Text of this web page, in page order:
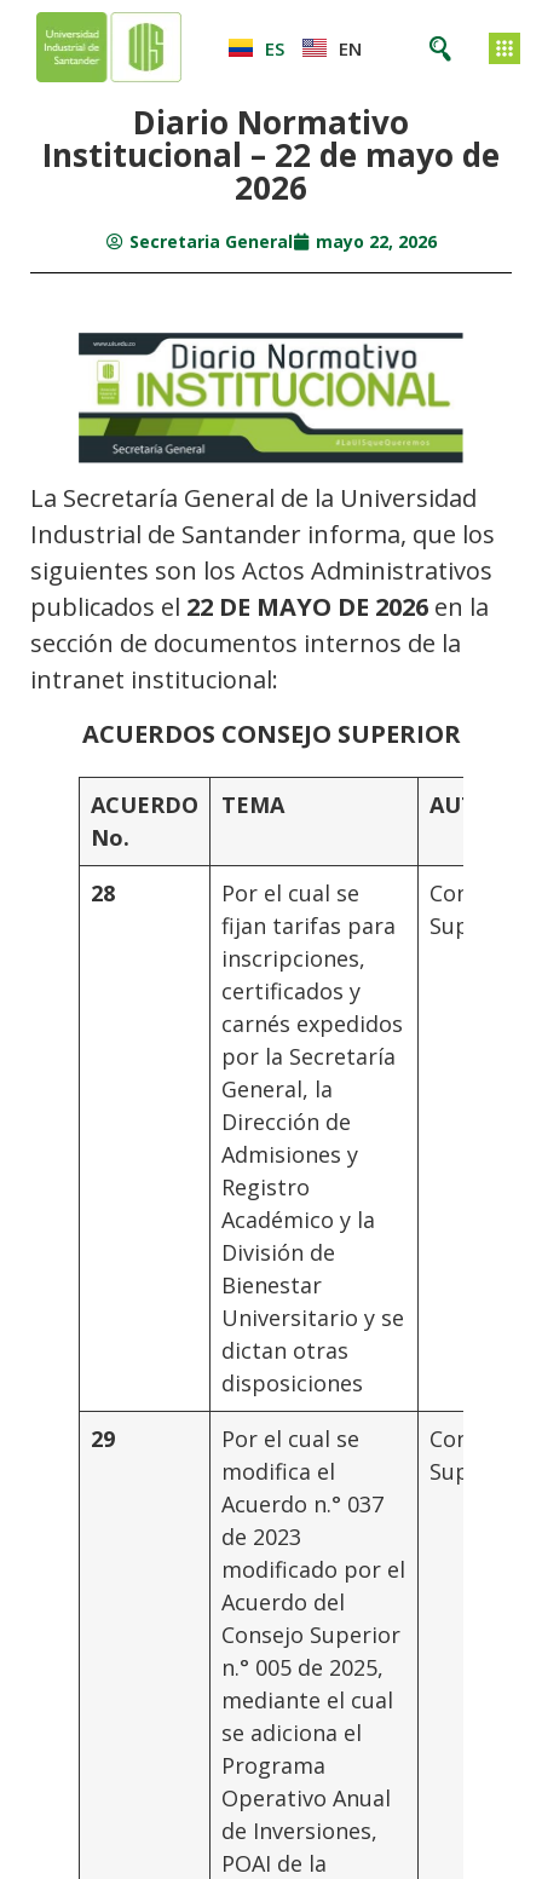
ES EN
Diario Normativo
Institucional – 22 de mayo de
2026
Secretaria General mayo 22, 2026
La Secretaría General de la Universidad
Industrial de Santander informa, que los
siguientes son los Actos Administrativos
publicados el 22 DE MAYO DE 2026 en la
sección de documentos internos de la
intranet institucional:
ACUERDOS CONSEJO SUPERIOR
ACUERDO
No.
TEMA
28
Por el cual se
fijan tarifas para
inscripciones,
certificados y
carnés expedidos
por la Secretaría
General, la
Dirección de
Admisiones y
Registro
Académico y la
División de
Bienestar
Universitario y se
dictan otras
disposiciones
Consejo
Superior
29
Por el cual se
modifica el
Acuerdo n.° 037
de 2023
modificado por el
Acuerdo del
Consejo Superior
n.° 005 de 2025,
mediante el cual
se adiciona el
Programa
Operativo Anual
de Inversiones,
POAI de la
Consejo
Superior